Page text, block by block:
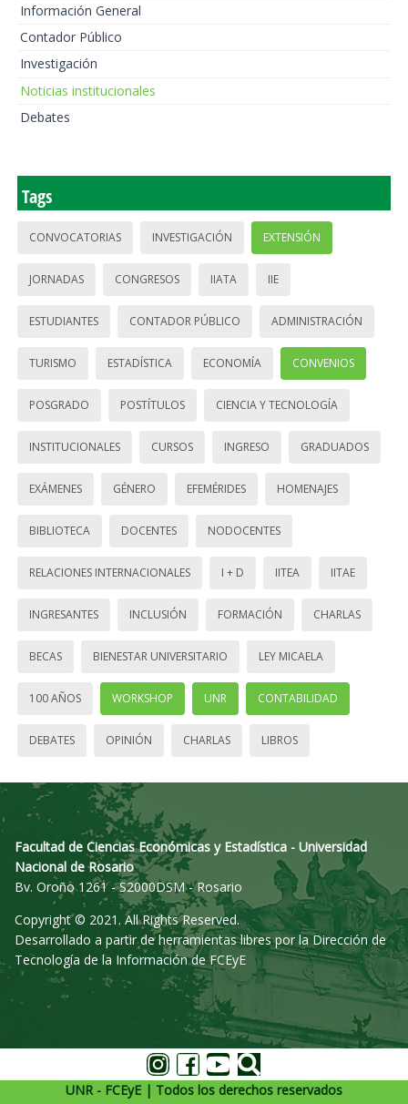
Información General
Contador Público
Investigación
Noticias institucionales
Debates
Tags
CONVOCATORIAS INVESTIGACIÓN EXTENSIÓN
JORNADAS CONGRESOS IIATA IIE
ESTUDIANTES CONTADOR PÚBLICO ADMINISTRACIÓN
TURISMO ESTADÍSTICA ECONOMÍA CONVENIOS
POSGRADO POSTÍTULOS CIENCIA Y TECNOLOGÍA
INSTITUCIONALES CURSOS INGRESO GRADUADOS
EXÁMENES GÉNERO EFEMÉRIDES HOMENAJES
BIBLIOTECA DOCENTES NODOCENTES
RELACIONES INTERNACIONALES I + D IITEA IITAE
INGRESANTES INCLUSIÓN FORMACIÓN CHARLAS
BECAS BIENESTAR UNIVERSITARIO LEY MICAELA
100 AÑOS WORKSHOP UNR CONTABILIDAD
DEBATES OPINIÓN CHARLAS LIBROS
Facultad de Ciencias Económicas y Estadística - Universidad
Nacional de Rosario
Bv. Oroño 1261 - S2000DSM - Rosario
Copyright © 2021. All Rights Reserved.
Desarrollado a partir de herramientas libres por la Dirección de
Tecnología de la Información de FCEyE
UNR - FCEyE | Todos los derechos reservados